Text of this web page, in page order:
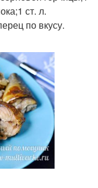
ст. л.
по вкусу.